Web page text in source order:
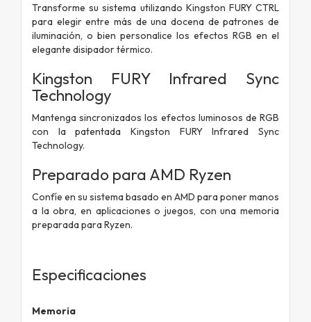
Transforme su sistema utilizando Kingston FURY CTRL
para elegir entre más de una docena de patrones de
iluminación, o bien personalice los efectos RGB en el
elegante disipador térmico.
Kingston FURY Infrared Sync
Technology
Mantenga sincronizados los efectos luminosos de RGB
con la patentada Kingston FURY Infrared Sync
Technology.
Preparado para AMD Ryzen
Confíe en su sistema basado en AMD para poner manos
a la obra, en aplicaciones o juegos, con una memoria
preparada para Ryzen.
Especificaciones
Memoria